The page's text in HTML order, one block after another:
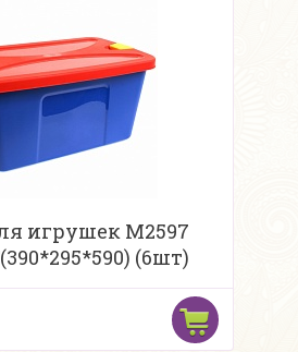
игрушек М2597
(6шт)